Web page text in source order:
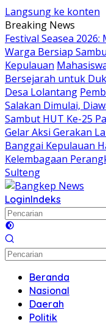
Langsung ke konten
Breaking News
Festival Seasea
Warga Bersiap
Kepulauan
Bersejarah untuk
Desa Lolantang
Salakan Dimulai,
Sambut HUT Ke-25
Gelar Aksi Gerakan
Banggai Kepulauan
Kelembagaan
Sulteng
LoginIndeks
Beranda
Nasional
Daerah
Politik